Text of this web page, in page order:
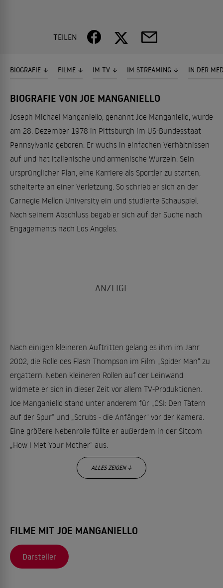
TEILEN
BIOGRAFIE FILME IM TV IM STREAMING IN DER
BIOGRAFIE VON JOE MANGANIELLO
Joseph Michael Manganiello, genannt Joe Manganiello, wurde
am 28. Dezember 1978 in Pittsburgh im US-Bundesstaat
Pennsylvania geboren. Er wuchs in einfachen Verhältnissen
auf und hat italienische und armenische Wurzeln. Sein
ursprünglicher Plan, eine Karriere als Sportler zu starten,
scheiterte an einer Verletzung. So schrieb er sich an der
Carnegie Mellon University ein und studierte Schauspiel.
Nach seinem Abschluss begab er sich auf der Suche nach
Engagements nach Los Angeles.
Nach einigen kleineren Auftritten gelang es ihm im Jahr
2002, die Rolle des Flash Thompson im Film „Spider Man“ zu
ergattern. Neben kleineren Rollen auf der Leinwand
widmete er sich in dieser Zeit vor allem TV-Produktionen.
Joe Manganiello stand unter anderem für „CSI: Den Tätern
auf der Spur“ und „Scrubs - die Anfänger“ vor der Kamera.
Eine größere Nebenrolle füllte er außerdem in der Sitcom
„How I Met Your Mother“ aus.
ALLES ZEIGEN ↓
Gaststar im Fernsehen und den Scream Award als bester
Jahren nahm er weitere Filmrollen an, zum Beispiel in
„Magic Mike XXL“, oder „Justice League“.
FILME MIT JOE MANGANIELLO
Darsteller